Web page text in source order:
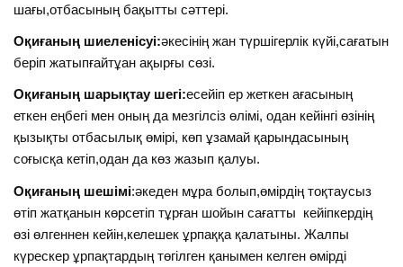
шағы,отбасының бақытты сәттері.
Оқиғаның шиеленісуі:әкесінің жан түршігерлік күйі,сағатын
беріп жатыпғайтұан ақырғы сөзі.
Оқиғаның шарықтау шегі:есейіп ер жеткен ағасының
еткен еңбегі мен оның да мезгілсіз өлімі, одан кейінгі өзінің
қызықты отбасылық өмірі, көп ұзамай қарындасының
соғысқа кетіп,одан да көз жазып қалуы.
Оқиғаның шешімі:әкеден мұра болып,өмірдің тоқтаусыз
өтіп жатқанын көрсетіп тұрған шойын сағатты кейіпкердің
өзі өлгеннен кейін,келешек ұрпаққа қалатыны. Жалпы
күрескер ұрпақтардың төгілген қанымен келген өмірді